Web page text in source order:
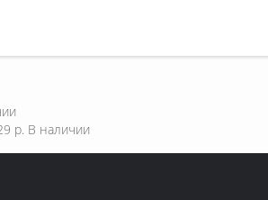
р. В наличии